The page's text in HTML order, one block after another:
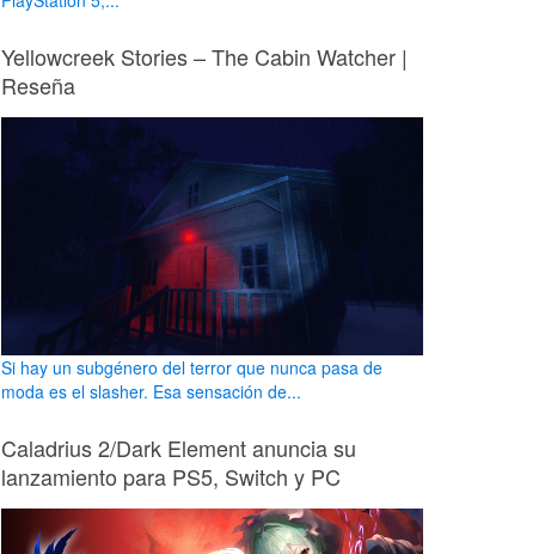
Yellowcreek Stories – The Cabin Watcher |
Reseña
Si hay un subgénero del terror que nunca pasa de
moda es el slasher. Esa sensación de...
Caladrius 2/Dark Element anuncia su
lanzamiento para PS5, Switch y PC